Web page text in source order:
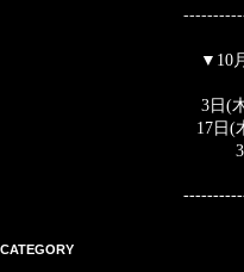
▼10
3日(
17日(
CATEGORY